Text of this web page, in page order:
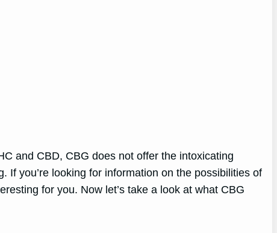
and CBD, CBG does not offer the intoxicating
If you’re looking for information on the possibilities of
for you. Now let’s take a look at what CBG